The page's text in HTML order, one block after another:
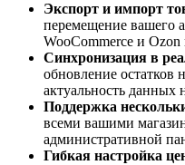
Экспорт и импорт
перемещение вашего
WooCommerce и
Синхронизация в
обновление остатков
актуальность данных
Поддержка
всеми вашими
административной
Гибкая настройка